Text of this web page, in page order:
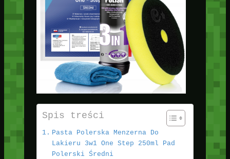
Spis treści
Pasta Polerska Menzerna Do
Lakieru 3w1 One Step 250ml Pad
Polerski Średni